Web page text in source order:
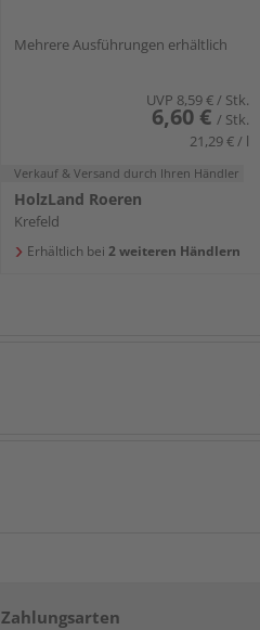
Mehrere Ausführungen erhältlich
UVP 8,59 €/ Stk.
6,60 € / Stk.
21,29 € / l
Verkauf & Versand durch Ihren Händler
HolzLand Roeren
Krefeld
Erhältlich bei 2 weiteren Händlern
Zahlungsarten